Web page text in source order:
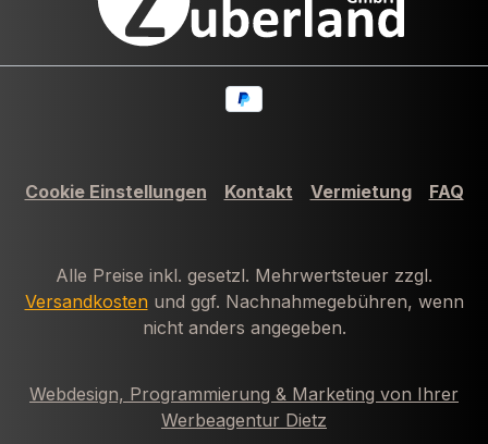
Cookie Einstellungen Kontakt Vermietung FAQ
Alle Preise inkl. gesetzl. Mehrwertsteuer zzgl.
Versandkosten und ggf. Nachnahmegebühren, wenn
nicht anders angegeben.
Webdesign, Programmierung & Marketing von Ihrer
Werbeagentur Dietz